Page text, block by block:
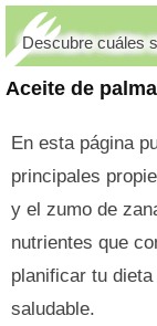
Aceite de
Descubre cuáles
En esta página
principales
y el zumo de
nutrientes que
planificar tu
saludable.